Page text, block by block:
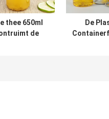
thee 650ml
de
De